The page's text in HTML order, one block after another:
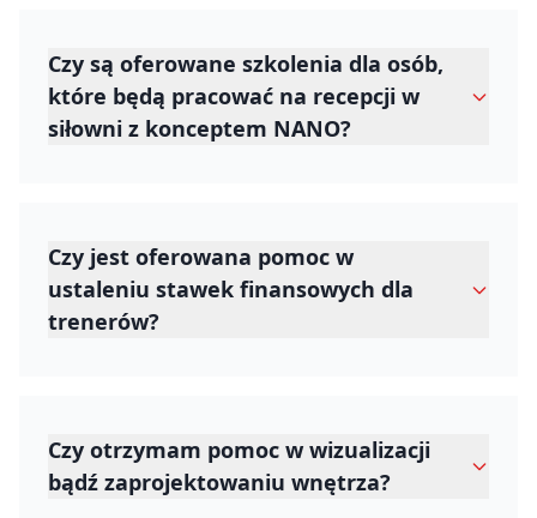
Czy są oferowane szkolenia dla osób,
które będą pracować na recepcji w
siłowni z konceptem NANO?
Czy jest oferowana pomoc w
ustaleniu stawek finansowych dla
trenerów?
Czy otrzymam pomoc w wizualizacji
bądź zaprojektowaniu wnętrza?